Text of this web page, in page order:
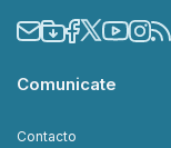
Comunicate
Contacto